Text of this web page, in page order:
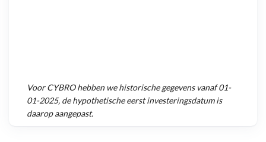
VoorCYBROhebben we historische gegevens vanaf01-
01-2025, de hypothetische eerst investeringsdatum is
daarop aangepast.